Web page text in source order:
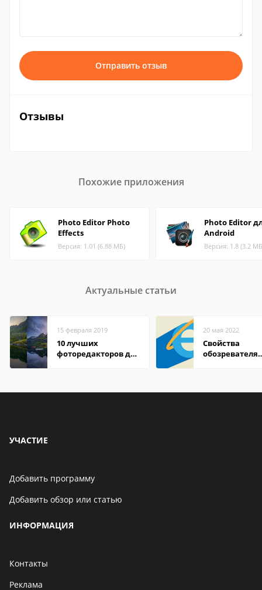
Отправить отзыв
Отзывы
Похожие приложения
Photo Editor Photo
Effects
Версия: 1.01 (6.88 МБ)
Photo Editor
Android
Версия: 1.8 (3.2
Актуальные статьи
15 февраля 2019
10 лучших
фоторедакторов для
20 мая 2022
Свойства
обозревателя
УЧАСТИЕ
Добавить программу
Добавить обзор или статью
ИНФОРМАЦИЯ
Контакты
Реклама